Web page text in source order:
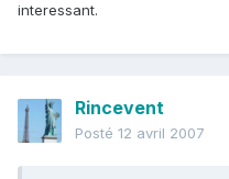
interessant.
Rincevent
Posté 12 avril 2007